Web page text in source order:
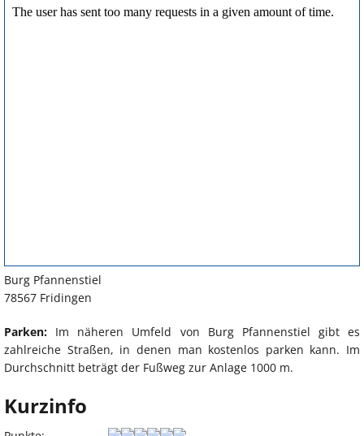
Burg Pfannenstiel
78567 Fridingen
Parken: Im näheren Umfeld von Burg Pfannenstiel gibt es
zahlreiche Straßen, in denen man kostenlos parken kann. Im
Durchschnitt beträgt der Fußweg zur Anlage 1000 m.
Kurzinfo